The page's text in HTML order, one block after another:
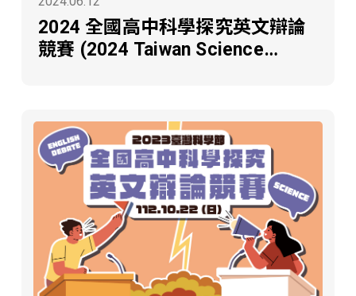
2024 全國高中科學探究英文辯論
競賽 (2024 Taiwan Science
Competition)